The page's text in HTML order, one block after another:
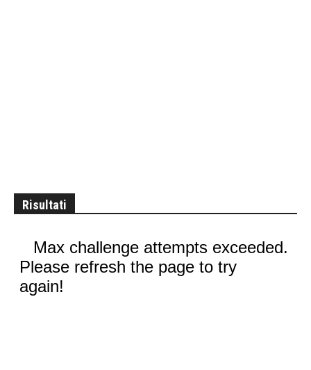
Risultati